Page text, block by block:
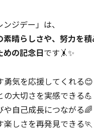
ンジデー」は、
素晴らしさや、努力を
めの記念日です🤸✨
勇気を応援してくれる😊
大切さを実感できる💪
や自己成長につながる🌈
しさを再発見できる🏃